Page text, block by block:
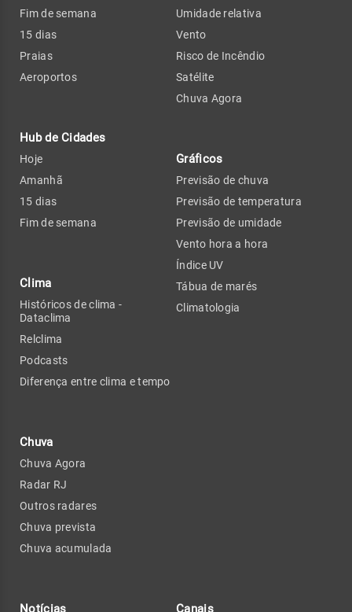
Fim de semana
15 dias
Praias
Aeroportos
Hub de Cidades
Hoje
Amanhã
15 dias
Fim de semana
Clima
Históricos de clima -
Dataclima
Relclima
Podcasts
Diferença entre clima e tempo
Chuva
Chuva Agora
Radar RJ
Outros radares
Chuva prevista
Chuva acumulada
Umidade relativa
Vento
Risco de Incêndio
Satélite
Chuva Agora
Gráficos
Previsão de chuva
Previsão de temperatura
Previsão de umidade
Vento hora a hora
Índice UV
Tábua de marés
Climatologia
Notícias Canais